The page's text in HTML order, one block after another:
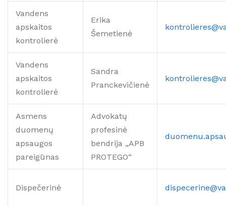
Vandens
apskaitos
kontrolierė
Erika
Šemetienė
Vandens
apskaitos
kontrolierė
Sandra
Pranckevičienė
Asmens
duomenų
apsaugos
pareigūnas
Advokatų
profesinė
bendrija „APB
PROTEGO“
Dispečerinė